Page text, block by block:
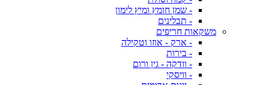
- שמן חומץ ומיץ לימון
- תבלינים
משקאות חריפים
- ארק - אוזו וטקילה
- בירות
- וודקה - גין ורום
- וויסקי